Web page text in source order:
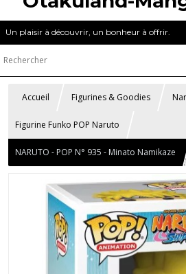
Un plaisir à découvrir, un bonheur à offrir.
Accueil Figurines & Goodies
Figurine Funko POP Naruto
NARUTO - POP N° 935 - Minato Namikaze